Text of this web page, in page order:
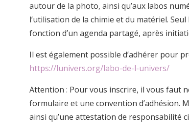
autour de la photo, ainsi qu’aux labos
l’utilisation de la chimie et du matériel.
fonction d’un agenda partagé, après
Il est également possible d’adhérer pour
https://lunivers.org/labo-de-l-univers/
Attention : Pour vous inscrire, il vous faut
formulaire et une convention d’adhésion.
ainsi qu’une attestation de responsabilité